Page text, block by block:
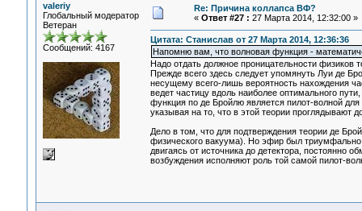
valeriy
Глобальный модератор
Ветеран
Сообщений: 4167
Re: Причина коллапса ВФ?
« Ответ #27 : 27 Марта 2014, 12:32:00 »
Цитата: Станислав от 27 Марта 2014, 12:36:36
Напомню вам, что волновая функция -
Надо отдать должное проницательности
Прежде всего здесь следует упомянуть Луи де
несущему всего-лишь вероятность нахождения
ведет частицу вдоль наиболее оптимального
функция по де Бройлю является пилот-волной
указывая на то, что в этой теории
Дело в том, что для подтверждения теории де
физического вакуума). Но эфир был
двигаясь от источника до детектора, постоянно
возбуждения исполняют роль той самой пилот-